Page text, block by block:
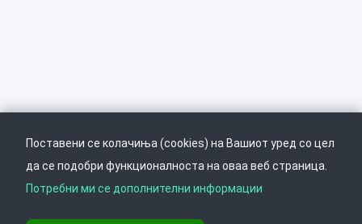
Поставени се колачиња (cookies) на Вашиот уред со цел
да се подобри функционалноста на оваа веб страница.
Потребни ми се дополнителни информации